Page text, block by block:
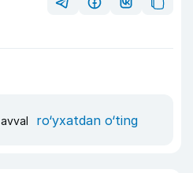
ro‘yxatdan o‘ting